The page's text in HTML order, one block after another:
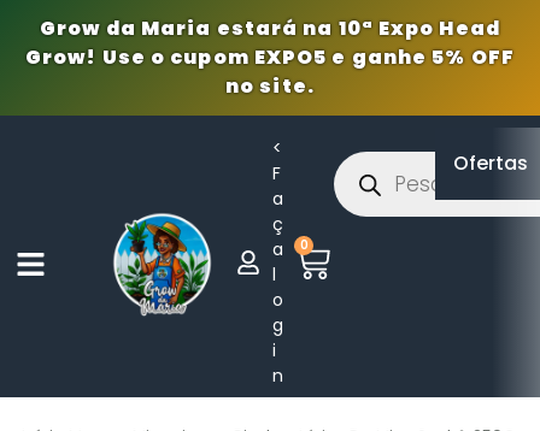
Grow da Maria estará na 10ª Expo Head
Grow! Use o cupom EXPO5 e ganhe 5% OFF
no site.
<
F
a
ç
a
l
o
g
i
n
0
Ofertas